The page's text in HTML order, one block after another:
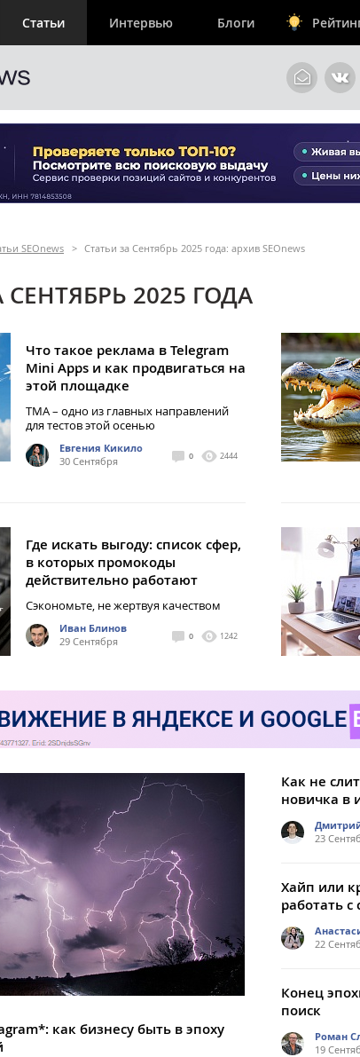
Статьи Интервью Блоги
SEOnews > Статьи за Сентябрь 2025 года: архив SEOnews
СЕНТЯБРЬ 2025 ГОДА
Что такое реклама в Telegram
Mini Apps и как продвигаться на
этой площадке
TMA – одно из главных направлений
для тестов этой осенью
Евгения Кикило
30 Сентября
0 2444
Где искать выгоду: список сфер,
в которых промокоды
действительно работают
Сэкономьте, не жертвуя качеством
Иван Блинов
29 Сентября
0 1242
как бизнесу быть в эпоху
Как не
новичка в
23
Хайп или
работать
22
Конец
поиск
Роман
19